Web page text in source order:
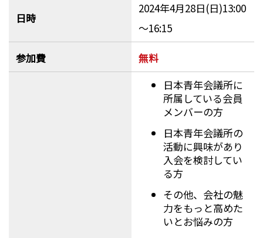
日時
2024年4月28日(日)13:00
～16:15
参加費
無料
日本青年会議所に
所属している会員
メンバーの方
日本青年会議所の
活動に興味があり
入会を検討してい
る方
その他、会社の魅
力をもっと高めた
いとお悩みの方